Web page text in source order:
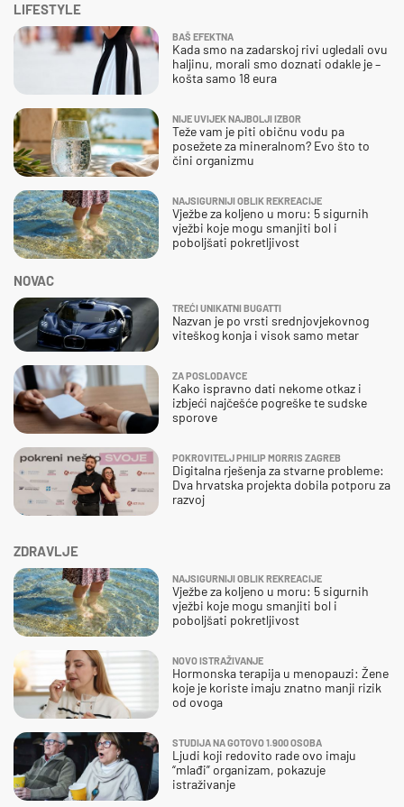
ZDRAVLJE
NAJSIGURNIJI OBLIK REKREACIJE
Vježbe za koljeno u moru: 5 sigurnih
vježbi koje mogu smanjiti bol i
poboljšati pokretljivost
NOVO ISTRAŽIVANJE
Hormonska terapija u menopauzi: Žene
koje je koriste imaju znatno manji rizik
od ovoga
STUDIJA NA GOTOVO 1.900 OSOBA
Ljudi koji redovito rade ovo imaju
“mlađi” organizam, pokazuje
istraživanje
NOVAC
TREĆI UNIKATNI BUGATTI
Nazvan je po vrsti srednjovjekovnog
viteškog konja i visok samo metar
ZA POSLODAVCE
Kako ispravno dati nekome otkaz i
izbjeći najčešće pogreške te sudske
sporove
POKROVITELJ PHILIP MORRIS ZAGREB
Digitalna rješenja za stvarne probleme:
Dva hrvatska projekta dobila potporu za
razvoj
LIFESTYLE
BAŠ EFEKTNA
Kada smo na zadarskoj rivi ugledali ovu
haljinu, morali smo doznati odakle je –
košta samo 18 eura
NIJE UVIJEK NAJBOLJI IZBOR
Teže vam je piti običnu vodu pa
posežete za mineralnom? Evo što to
čini organizmu
NAJSIGURNIJI OBLIK REKREACIJE
Vježbe za koljeno u moru: 5 sigurnih
vježbi koje mogu smanjiti bol i
poboljšati pokretljivost